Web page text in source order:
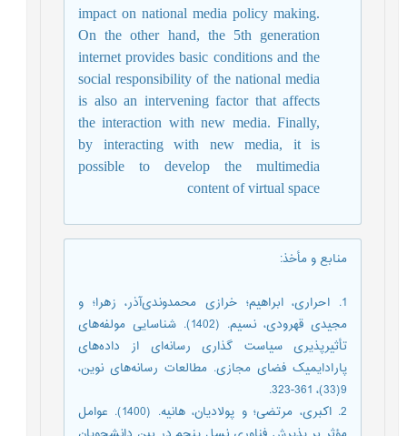
impact on national media policy making.
On the other hand, the 5th generation
internet provides basic conditions and the
social responsibility of the national media
is also an intervening factor that affects
the interaction with new media. Finally,
by interacting with new media, it is
possible to develop the multimedia
content of virtual space
منابع و مأخذ:
1. احراری، ابراهیم؛ خرازی‌ محمدوند‌ی‌آذر، زهرا؛ و
مجیدی ‌قهرودی، نسیم. (1402). شناسایی مولفه‌های
تأثیرپذیری سیاست گذاری رسانه‌ای از داده‌های
پارادایمیک فضای مجازی. مطالعات رسانه‌های نوین،
9(33)، 361-323.
2. اکبری، مرتضی؛ و پولادیان، ‌هانیه. (1400). عوامل